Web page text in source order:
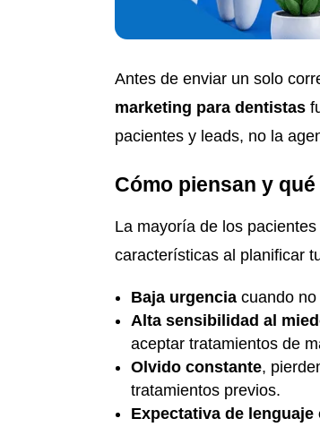
Antes de enviar un solo
marketing para dentistas
pacientes y leads, no la
Cómo piensan y
La mayoría de los
características al planificar
Baja urgenciacuando no
Alta sensibilidad al
aceptar tratamientos de
Olvido constante,
tratamientos previos.
Expectativa de lenguaje